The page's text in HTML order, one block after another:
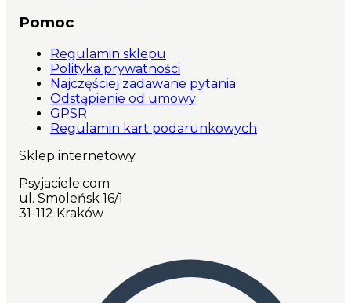
Pomoc
Regulamin sklepu
Polityka prywatności
Najczęściej zadawane pytania
Odstąpienie od umowy
GPSR
Regulamin kart podarunkowych
Sklep internetowy
Psyjaciele.com
ul. Smoleńsk 16/1
31-112 Kraków